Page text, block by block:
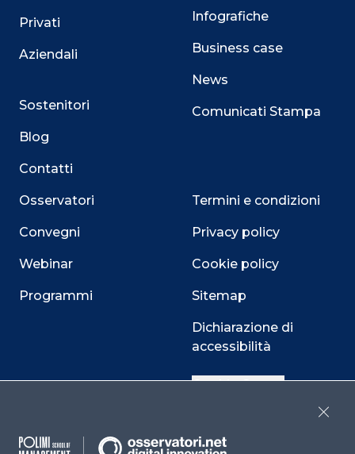
Privati
Aziendali
Sostenitori
Blog
Contatti
Osservatori
Convegni
Webinar
Programmi
Infografiche
Business case
News
Comunicati Stampa
Termini e condizioni
Privacy policy
Cookie policy
Sitemap
Dichiarazione di
accessibilità
Cookie Center